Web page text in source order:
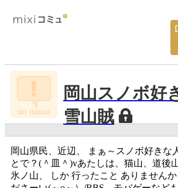
岡山スノボ
雪山賊
岡山県民、近辺、 まぁ～スノボ好きな
とで？(＾皿＾)vあたしは、猫山、道後
氷ノ山、 しか 行ったこと ありませんか